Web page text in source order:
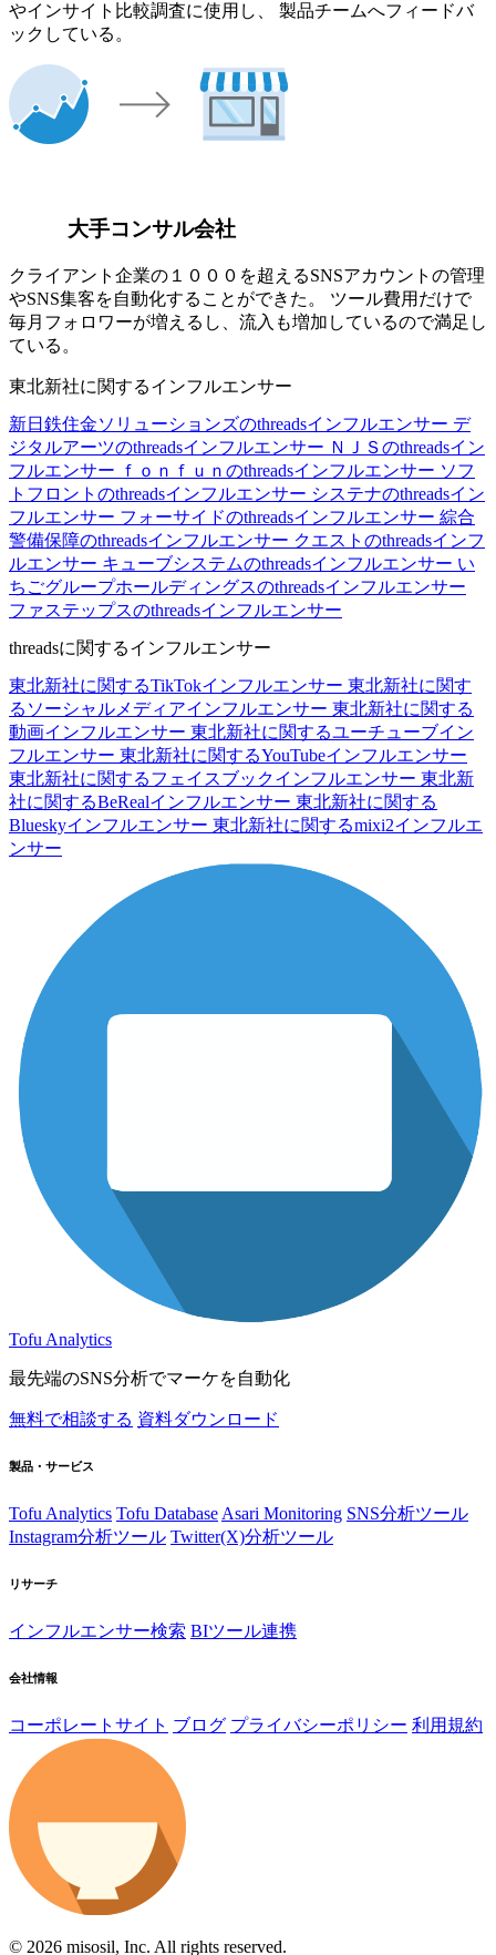
やインサイト比較調査に使用し、 製品チームへフィードバ
ックしている。
大手コンサル会社
クライアント企業の１０００を超えるSNSアカウントの管理
やSNS集客を自動化することができた。 ツール費用だけで
毎月フォロワーが増えるし、流入も増加しているので満足し
ている。
東北新社に関するインフルエンサー
新日鉄住金ソリューションズのthreadsインフルエンサー デ
ジタルアーツのthreadsインフルエンサー ＮＪＳのthreadsイン
フルエンサー ｆｏｎｆｕｎのthreadsインフルエンサー ソフ
トフロントのthreadsインフルエンサー システナのthreadsイン
フルエンサー フォーサイドのthreadsインフルエンサー 綜合
警備保障のthreadsインフルエンサー クエストのthreadsインフ
ルエンサー キューブシステムのthreadsインフルエンサー い
ちごグループホールディングスのthreadsインフルエンサー
ファステップスのthreadsインフルエンサー
threadsに関するインフルエンサー
東北新社に関するTikTokインフルエンサー 東北新社に関す
るソーシャルメディアインフルエンサー 東北新社に関する
動画インフルエンサー 東北新社に関するユーチューブイン
フルエンサー 東北新社に関するYouTubeインフルエンサー
東北新社に関するフェイスブックインフルエンサー 東北新
社に関するBeRealインフルエンサー 東北新社に関する
Blueskyインフルエンサー 東北新社に関するmixi2インフルエ
ンサー
Tofu Analytics
最先端のSNS分析でマーケを自動化
無料で相談する 資料ダウンロード
製品・サービス
Tofu Analytics Tofu Database Asari Monitoring SNS分析ツール
Instagram分析ツール Twitter(X)分析ツール
リサーチ
インフルエンサー検索 BIツール連携
会社情報
コーポレートサイト ブログ プライバシーポリシー 利用規約
© 2026 misosil, Inc. All rights reserved.